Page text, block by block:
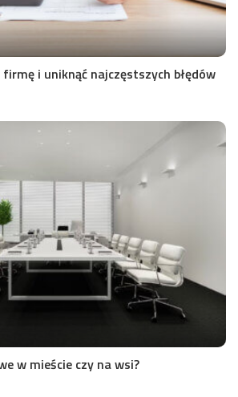
firmę i uniknąć najczęstszych błędów
w mieście czy na wsi?